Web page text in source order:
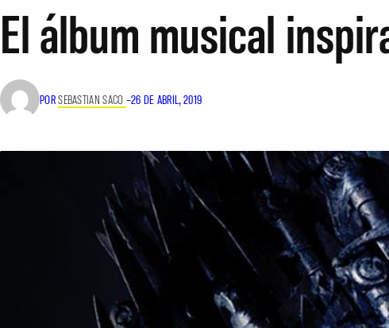
El álbum musical
PORSEBASTIAN SACO –26 DE ABRIL, 2019